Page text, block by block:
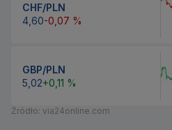
CHF/PLN
4,60-0,07 %
GBP/PLN
5,02+0,11 %
Źródło: via24online.com